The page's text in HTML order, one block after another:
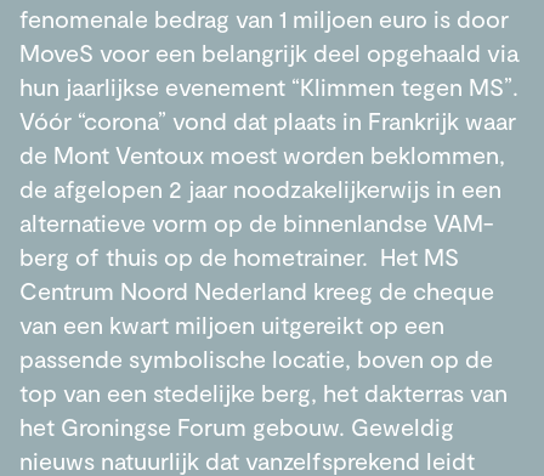
fenomenale bedrag van 1 miljoen euro is door
MoveS voor een belangrijk deel opgehaald via
hun jaarlijkse evenement “Klimmen tegen MS”.
Vóór “corona” vond dat plaats in Frankrijk waar
de Mont Ventoux moest worden beklommen,
de afgelopen 2 jaar noodzakelijkerwijs in een
alternatieve vorm op de binnenlandse VAM-
berg of thuis op de hometrainer. Het MS
Centrum Noord Nederland kreeg de cheque
van een kwart miljoen uitgereikt op een
passende symbolische locatie, boven op de
top van een stedelijke berg, het dakterras van
het Groningse Forum gebouw. Geweldig
nieuws natuurlijk dat vanzelfsprekend leidt